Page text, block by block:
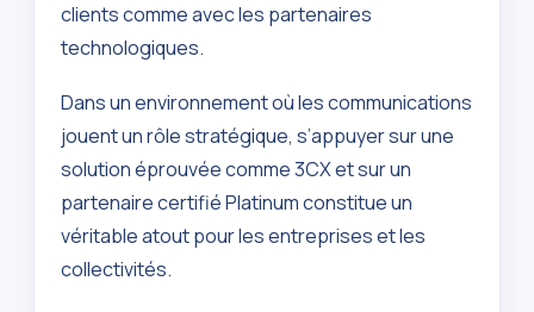
clients comme avec les partenaires
technologiques.
Dans un environnement où les communications
jouent un rôle stratégique, s’appuyer sur une
solution éprouvée comme 3CX et sur un
partenaire certifié Platinum constitue un
véritable atout pour les entreprises et les
collectivités.